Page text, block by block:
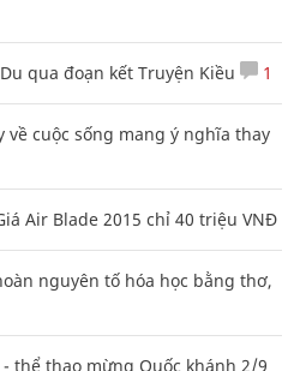
qua đoạn kết Truyện Kiều 1
cuộc sống mang ý nghĩa thay
Air Blade 2015 chỉ 40 triệu VNĐ
nguyên tố hóa học bằng thơ,
thể thao mừng Quốc khánh 2/9